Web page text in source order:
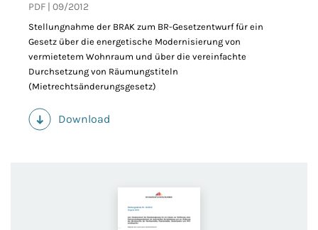
PDF 09/2012
Stellungnahme der BRAK zum BR-Gesetzentwurf für ein
Gesetz über die energetische Modernisierung von
vermietetem Wohnraum und über die vereinfachte
Durchsetzung von Räumungstiteln
(Mietrechtsänderungsgesetz)
Download
(PDF)